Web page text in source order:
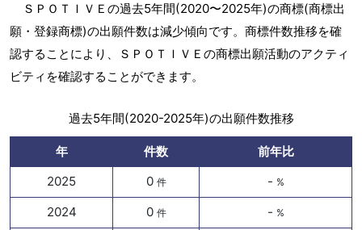
ＳＰＯＴＩＶＥの過去5年間(2020〜2025年)の商標(商標出
願・登録商標)の出願件数は減少傾向です。商標件数推移を確
認することにより、ＳＰＯＴＩＶＥの商標出願活動のアクティ
ビティを確認することができます。
過去5年間(2020-2025年)の出願件数推移
年 件数
前年比
2025
0 件 - %
2024 0 件 - %